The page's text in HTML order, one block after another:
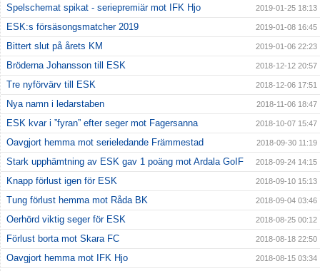
Spelschemat spikat - seriepremiär mot IFK Hjo 2019-01-25 18:13
ESK:s försäsongsmatcher 2019 2019-01-08 16:45
Bittert slut på årets KM 2019-01-06 22:23
Bröderna Johansson till ESK 2018-12-12 20:57
Tre nyförvärv till ESK 2018-12-06 17:51
Nya namn i ledarstaben 2018-11-06 18:47
ESK kvar i ”fyran” efter seger mot Fagersanna 2018-10-07 15:47
Oavgjort hemma mot serieledande Främmestad 2018-09-30 11:19
Stark upphämtning av ESK gav 1 poäng mot Ardala GoIF 2018-09-24 14:15
Knapp förlust igen för ESK 2018-09-10 15:13
Tung förlust hemma mot Råda BK 2018-09-04 03:46
Oerhörd viktig seger för ESK 2018-08-25 00:12
Förlust borta mot Skara FC 2018-08-18 22:50
Oavgjort hemma mot IFK Hjo 2018-08-15 03:34